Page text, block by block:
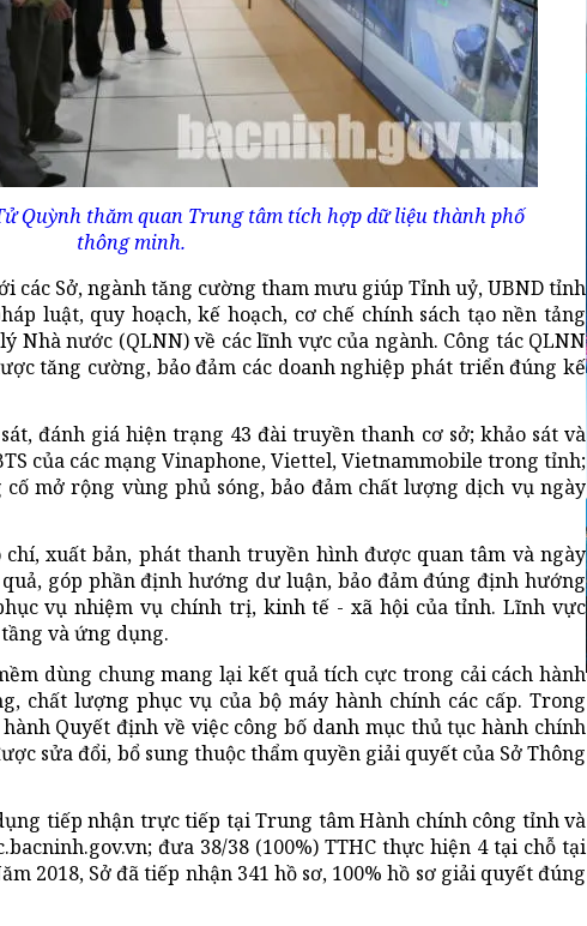
Quỳnh thăm quan Trung tâm tích hợp dữ liệu thành phố
thông minh.
các Sở, ngành tăng cường tham mưu giúp Tỉnh uỷ, UBND tỉnh
luật, quy hoạch, kế hoạch, cơ chế chính sách tạo nền tảng
Nhà nước (QLNN) về các lĩnh vực của ngành. Công tác QLNN
tăng cường, bảo đảm các doanh nghiệp phát triển đúng kế
đánh giá hiện trạng 43 đài truyền thanh cơ sở; khảo sát và
của các mạng Vinaphone, Viettel, Vietnammobile trong tỉnh;
mở rộng vùng phủ sóng, bảo đảm chất lượng dịch vụ ngày
xuất bản, phát thanh truyền hình được quan tâm và ngày
góp phần định hướng dư luận, bảo đảm đúng định hướng
vụ nhiệm vụ chính trị, kinh tế - xã hội của tỉnh. Lĩnh vực
và ứng dụng.
dùng chung mang lại kết quả tích cực trong cải cách hành
chất lượng phục vụ của bộ máy hành chính các cấp. Trong
Quyết định về việc công bố danh mục thủ tục hành chính
sửa đổi, bổ sung thuộc thẩm quyền giải quyết của Sở Thông
tiếp nhận trực tiếp tại Trung tâm Hành chính công tỉnh và
đưa 38/38 (100%) TTHC thực hiện 4 tại chỗ tại
2018, Sở đã tiếp nhận 341 hồ sơ, 100% hồ sơ giải quyết đúng